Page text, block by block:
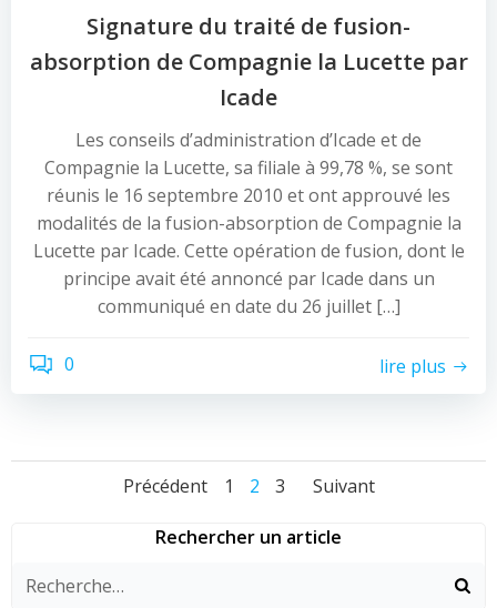
Signature du traité de fusion-
absorption de Compagnie la Lucette par
Icade
Les conseils d’administration d’Icade et de
Compagnie la Lucette, sa filiale à 99,78 %, se sont
réunis le 16 septembre 2010 et ont approuvé les
modalités de la fusion-absorption de Compagnie la
Lucette par Icade. Cette opération de fusion, dont le
principe avait été annoncé par Icade dans un
communiqué en date du 26 juillet […]
0 lire plus
Navigation
des
Précédent
Navigation
des
Page
1 Page
2 Page
3
des
Suivant
Rechercher un article